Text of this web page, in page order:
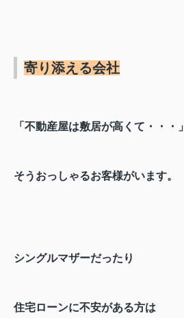
寄り添える会社
「不動産屋は敷居が高くて・・・」
そうおっしゃるお客様がいます。
シングルマザーだったり
住宅ローンに不安がある方は